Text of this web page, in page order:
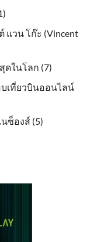
แวน โก๊ะ (Vincent
ดในโลก (7)
บเที่ยวบินออนไลน์
ซ็องส์ (5)